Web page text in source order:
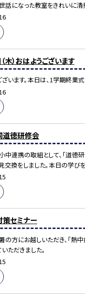
話になった教室をきれいに清
木）おはようございます
います。本日は、1学期終業式
道徳研修会
中連携の取組として、「道徳
交換をしました。本日の学び
セミナー
の方にお越しいただき、「熱
ただきました。